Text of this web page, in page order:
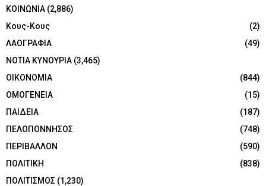
ΚΟΙΝΩΝΙΑ (2,886)
Κους-Κους
(2)
ΛΑΟΓΡΑΦΙΑ
(49)
ΝΟΤΙΑ ΚΥΝΟΥΡΙΑ (3,465)
ΟΙΚΟΝΟΜΙΑ
(844)
ΟΜΟΓΕΝΕΙΑ
(15)
ΠΑΙΔΕΙΑ
(187)
ΠΕΛΟΠΟΝΝΗΣΟΣ
(748)
ΠΕΡΙΒΑΛΛΟΝ
(590)
ΠΟΛΙΤΙΚΗ
(838)
ΠΟΛΙΤΙΣΜΟΣ (1,230)